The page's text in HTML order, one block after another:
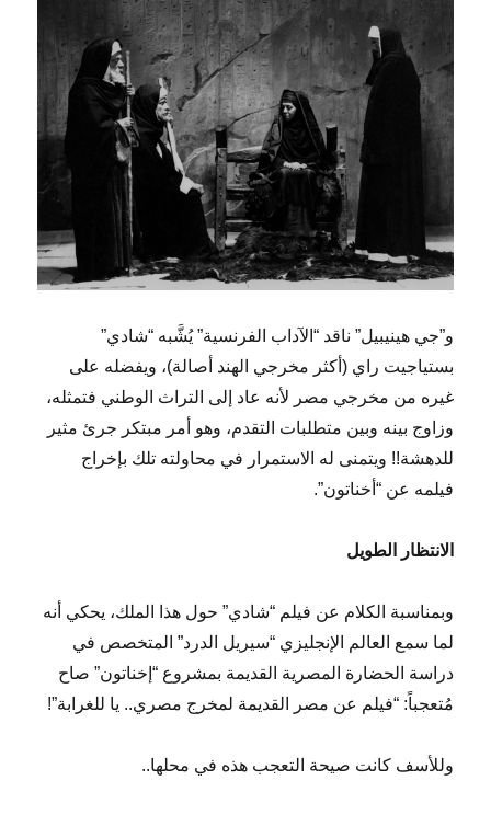
و”جي هينيبيل” ناقد “الآداب الفرنسية” يُشَّبه “شادي”
بستياجيت راي (أكثر مخرجي الهند أصالة)، ويفضله على
غيره من مخرجي مصر لأنه عاد إلى التراث الوطني فتمثله،
وزاوج بينه وبين متطلبات التقدم، وهو أمر مبتكر جرئ مثير
للدهشة!! ويتمنى له الاستمرار في محاولته تلك بإخراج
فيلمه عن “أخناتون”.
الانتظار الطويل
وبمناسبة الكلام عن فيلم “شادي” حول هذا الملك، يحكي أنه
لما سمع العالم الإنجليزي “سيريل الدرد” المتخصص في
دراسة الحضارة المصرية القديمة بمشروع “إخناتون” صاح
مُتعجباً: “فيلم عن مصر القديمة لمخرج مصري.. يا للغرابة”!
وللأسف كانت صيحة التعجب هذه في محلها..